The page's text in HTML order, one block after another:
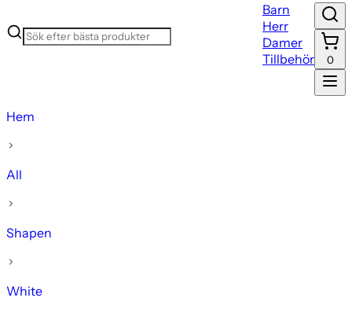
Barn
Herr
Damer
Tillbehör
0
Hem
All
Shapen
White